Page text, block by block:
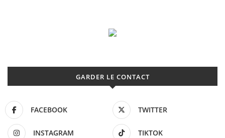
GARDER LE CONTACT
FACEBOOK TWITTER
INSTAGRAM TIKTOK